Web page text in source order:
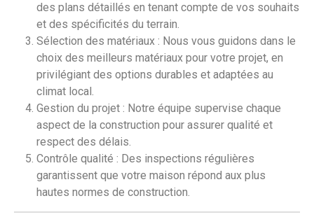
des plans détaillés en tenant compte de vos souhaits
et des spécificités du terrain.
Sélection des matériaux : Nous vous guidons dans le
choix des meilleurs matériaux pour votre projet, en
privilégiant des options durables et adaptées au
climat local.
Gestion du projet : Notre équipe supervise chaque
aspect de la construction pour assurer qualité et
respect des délais.
Contrôle qualité : Des inspections régulières
garantissent que votre maison répond aux plus
hautes normes de construction.